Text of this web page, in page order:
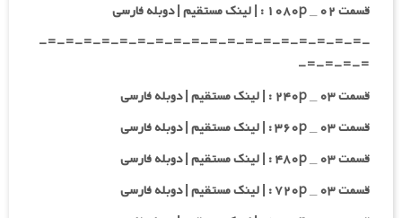
قسمت ۰۲ _ ۱۰۸۰p : | لینک مستقیم | دوبله فارسی
-=-=-=-=-=-=-=-=-=-=-=-=-=-=-=-=-=-=-
=-=-=-=-
قسمت ۰۳ _ ۲۴۰p : | لینک مستقیم | دوبله فارسی
قسمت ۰۳ _ ۳۶۰p : | لینک مستقیم | دوبله فارسی
قسمت ۰۳ _ ۴۸۰p : | لینک مستقیم | دوبله فارسی
قسمت ۰۳ _ ۷۲۰p : | لینک مستقیم | دوبله فارسی